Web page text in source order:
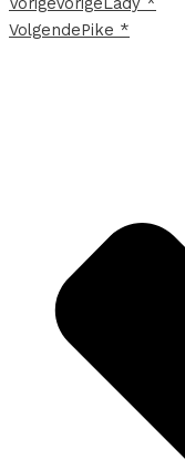
VolgendePike *